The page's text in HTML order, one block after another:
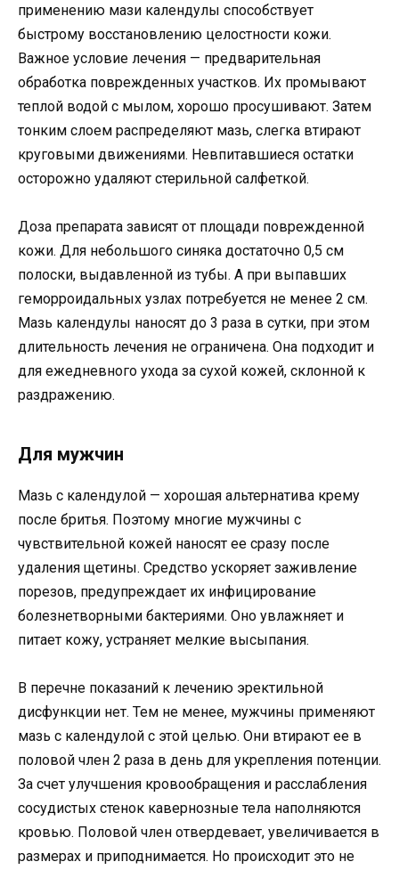
применению мази календулы способствует
быстрому восстановлению целостности кожи.
Важное условие лечения — предварительная
обработка поврежденных участков. Их промывают
теплой водой с мылом, хорошо просушивают. Затем
тонким слоем распределяют мазь, слегка втирают
круговыми движениями. Невпитавшиеся остатки
осторожно удаляют стерильной салфеткой.
Доза препарата зависят от площади поврежденной
кожи. Для небольшого синяка достаточно 0,5 см
полоски, выдавленной из тубы. А при выпавших
геморроидальных узлах потребуется не менее 2 см.
Мазь календулы наносят до 3 раза в сутки, при этом
длительность лечения не ограничена. Она подходит и
для ежедневного ухода за сухой кожей, склонной к
раздражению.
Для мужчин
Мазь с календулой — хорошая альтернатива крему
после бритья. Поэтому многие мужчины с
чувствительной кожей наносят ее сразу после
удаления щетины. Средство ускоряет заживление
порезов, предупреждает их инфицирование
болезнетворными бактериями. Оно увлажняет и
питает кожу, устраняет мелкие высыпания.
В перечне показаний к лечению эректильной
дисфункции нет. Тем не менее, мужчины применяют
мазь с календулой с этой целью. Они втирают ее в
половой член 2 раза в день для укрепления потенции.
За счет улучшения кровообращения и расслабления
сосудистых стенок кавернозные тела наполняются
кровью. Половой член отвердевает, увеличивается в
размерах и приподнимается. Но происходит это не